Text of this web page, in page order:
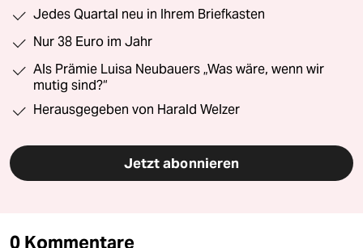
Jedes Quartal neu in Ihrem Briefkasten
Nur 38 Euro im Jahr
Als Prämie Luisa Neubauers „Was wäre, wenn wir
mutig sind?“
Herausgegeben von Harald Welzer
Jetzt abonnieren
0 Kommentare